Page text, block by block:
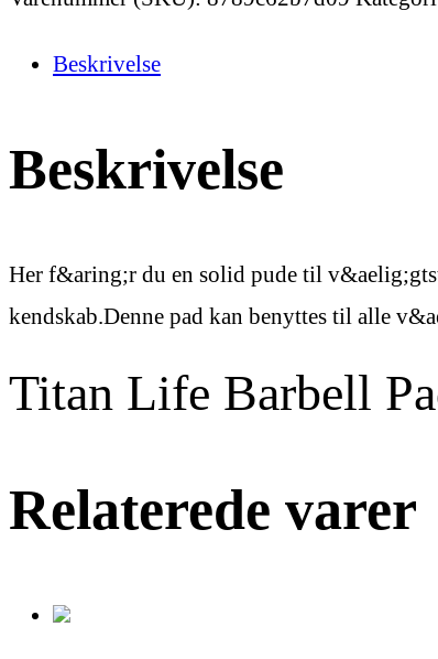
Beskrivelse
Beskrivelse
Her f&aring;r du en solid pude til
kendskab.Denne pad kan benyttes til alle
Titan Life Barbell
Relaterede varer